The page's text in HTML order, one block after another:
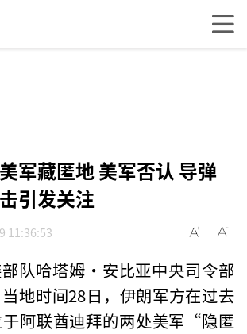
军藏匿地 美军否认 导弹
引发关注
11:36:53
队哈塔姆·安比亚中央司令部
地时间28日，伊朗军方在过去
阿联酋迪拜的两处美军“隐匿